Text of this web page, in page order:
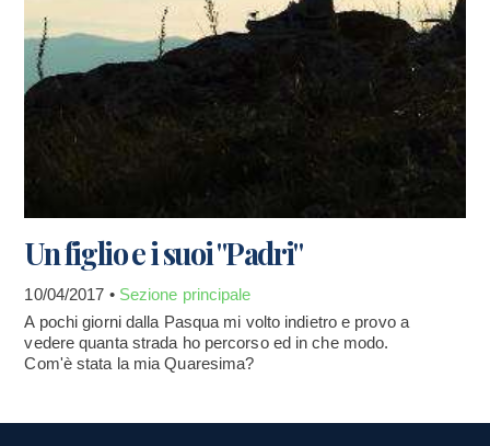
Un figlio e i suoi "Padri"
10/04/2017 • Sezione principale
A pochi giorni dalla Pasqua mi volto indietro e provo a
vedere quanta strada ho percorso ed in che modo.
Com'è stata la mia Quaresima?